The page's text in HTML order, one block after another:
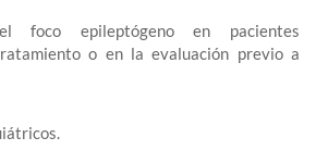
foco epileptógeno en pacientes
o en la evaluación previo a